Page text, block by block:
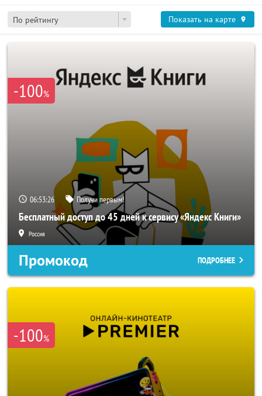
По рейтингу Показать на карте
-100%
06:53:26 Получи первым!
Бесплатный доступ до 45 дней к сервису «Яндекс Книги»
Россия
Промокод ПОДРОБНЕЕ
-100%